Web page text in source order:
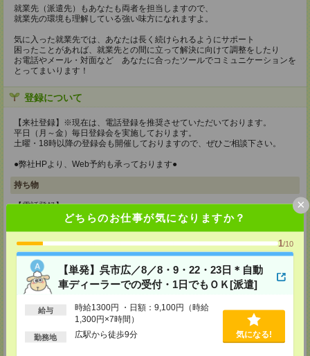
どちらのお仕事が気になりますか？
1/10
【単発】呉市広／8／8・9・22・23日＊自動
車ディーラーでの受付・1日でもＯＫ[派遣]
給与
時給1300円 ・日額：9,100円（時給
1,300円×7時間）
勤務地 広駅から徒歩9分 気になる!
×
就業先（派遣先）もあなたも両者を担当しますので、
就業先の環境も理解している強い味方になれますよ。
気に入った就業先では、あなたは長く続けられるようにサポート
困ったことがあれば、就業先との間に立って解決に向けて調整をしたり
お電話やメール・対面など あなたに合ったツールでコミュニケーションを
とってまいります！
登録について
【来社登録】※現在は、電話登録を推奨させていただいております。
平日（月～金）毎日登録会を実施しております。
土曜・18時以降の登録会も開催しておりますので、ぜひご相談下さい。
●弊社HPより、Web予約も承っております●
持ち物
【電話登録】
弊社HPよりマイページ作成をお願いします
・印鑑
・免許証など本人確認書類
・職務経歴書
※履歴書、写真は不要です！
【電話登録】30分程度
・経験やご希望などをインタビュー
・お仕事のご紹介など